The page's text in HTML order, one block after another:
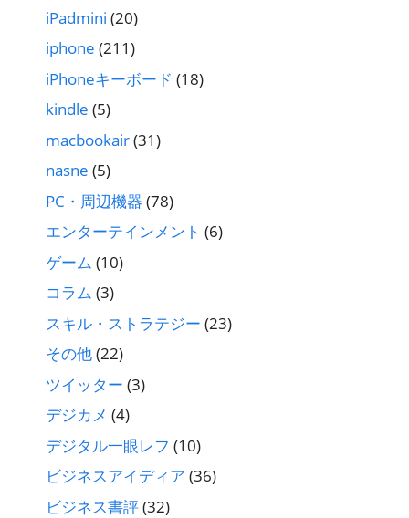
iPadmini (20)
iphone (211)
iPhoneキーボード (18)
kindle (5)
macbookair(31)
nasne (5)
PC・周辺機器 (78)
エンターテインメント (6)
ゲーム (10)
コラム (3)
スキル・ストラテジー (23)
その他(22)
ツイッター (3)
デジカメ (4)
デジタル一眼レフ (10)
ビジネスアイディア (36)
ビジネス書評(32)